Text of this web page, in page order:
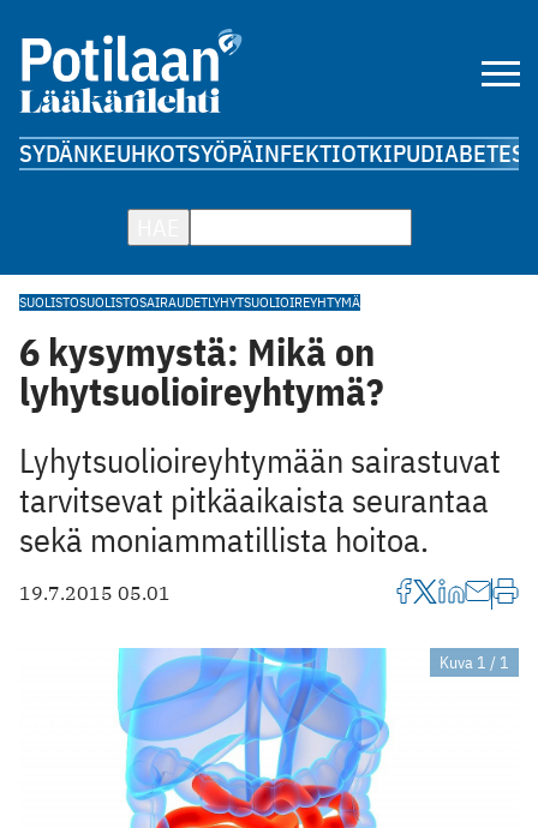
SYDÄNKEUHKOTSYÖPÄINFEKTIOTKIPUDIABETES
SUOLISTOSUOLISTOSAIRAUDETLYHYTSUOLIOIREYHTYMÄ
6 kysymystä: Mikä on
lyhytsuolioireyhtymä?
Lyhytsuolioireyhtymään sairastuvat
tarvitsevat pitkäaikaista seurantaa
sekä moniammatillista hoitoa.
19.7.2015 05.01
Kuva 1 / 1